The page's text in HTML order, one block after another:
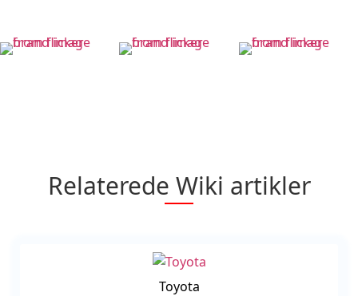
Relaterede Wiki artikler
Toyota